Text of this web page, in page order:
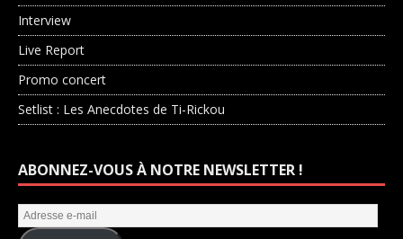
Interview
Live Report
Promo concert
Setlist : Les Anecdotes de Ti-Rickou
ABONNEZ-VOUS À NOTRE NEWSLETTER !